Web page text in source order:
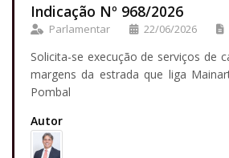
Indicação Nº 968/2026
Parlamentar 22/06/2026
Solicita-se execução de serviços de
margens da estrada que liga
Pombal
Autor